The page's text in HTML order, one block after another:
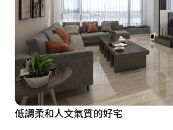
低調柔和人文氣質的好宅